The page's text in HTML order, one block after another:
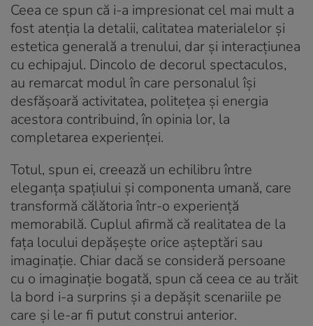
Ceea ce spun că i-a impresionat cel mai mult a
fost atenția la detalii, calitatea materialelor și
estetica generală a trenului, dar și interacțiunea
cu echipajul. Dincolo de decorul spectaculos,
au remarcat modul în care personalul își
desfășoară activitatea, politețea și energia
acestora contribuind, în opinia lor, la
completarea experienței.
Totul, spun ei, creează un echilibru între
eleganța spațiului și componenta umană, care
transformă călătoria într-o experiență
memorabilă. Cuplul afirmă că realitatea de la
fața locului depășește orice așteptări sau
imaginație. Chiar dacă se consideră persoane
cu o imaginație bogată, spun că ceea ce au trăit
la bord i-a surprins și a depășit scenariile pe
care și le-ar fi putut construi anterior.